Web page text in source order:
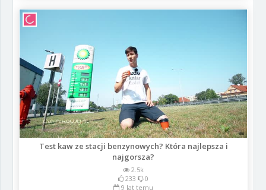
Test kaw ze stacji benzynowych? Która najlepsza i
najgorsza?
2.5k
233
0
9 lat temu